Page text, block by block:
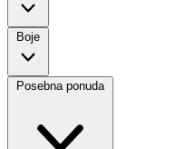
Boje
Posebna ponuda